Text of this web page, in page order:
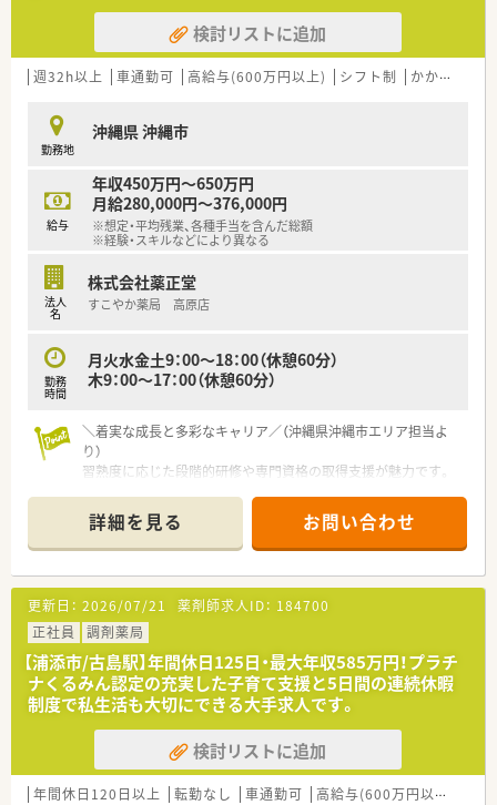
務を開始できる、意欲的な薬剤師の方を求めています。
■調剤薬局での経験が3年以上ある方を募集していますが、人物
重視の評価を行うため、50代以上の方も歓迎します。
■事務スタッフとのチームワークを大切にしながら、地域の患者
【法人特徴について】
で、地域に根差したヘルスケア事業を多角的に展開します。
■医療事務のほかにフロア・コンシェルジュを配置しており、薬
剤師が本来の対人業務に専念できる環境を実現しています。
■最新の自動ピッキング装置などのDX化に注力しており、業務
の効率化と安全性の向上を全社を挙げて推進しています。
【求人情報について】
■想定年収は450万円から550万円となっており、これまでの経
■昇給は年1回で2％程度の高い昇給率を誇っており、賞与は年2
回で合計4ヶ月分の支給実績がある安定した条件です。
■住宅街の一角にある「ナチュラルロハス」をコンセプトとした
検討リストに追加
週32h以上 車通勤可 高給与(600万円以上) シフト制 かかりつけ薬剤師
勤務地
沖縄県 沖縄市
給与
年収450万円～650万円
月給280,000円～376,000円
※想定・平均残業、各種手当を含んだ総額
※経験・スキルなどにより異なる
法人
名
株式会社薬正堂
すこやか薬局 高原店
勤務
時間
月火水金土9：00〜18：00（休憩60分）
木9：00〜17：00（休憩60分）
＼着実な成長と多彩なキャリア／（沖縄県沖縄市エリア担当よ
り）
習熟度に応じた段階的研修や専門資格の取得支援が魅力です。
られます。
【店舗情報と応需状況について】
■完全週休2日制でメリハリをつけて業務が可能です。
■消化器内科 循環器内科 小児科 精神科 内科 アレルギー科 皮膚
科 リハビリテーション科 内分泌内科を応需しており様々な処方
内容を学べます。
■薬剤師複数名体制の店舗です。
【法人特徴について】
■沖縄県内に43店舗を展開する沖縄最大手のチェーン薬局であ
り、安定した経営基盤と地域での高い知名度が魅力です。
■総合病院の門前や多様なクリニック門前薬局を運営している
ため、薬剤師として幅広い処方経験を積むことが可能です。
■医療事務に加えフロア・コンシェルジュを配置しており、薬剤
詳細を見る お問い合わせ
更新日： 2026/07/21 薬剤師求人ID： 184700
正社員
調剤薬局
【浦添市/古島駅】年間休日125日・最大年収585万円！プラチ
ナくるみん認定の充実した子育て支援と5日間の連続休暇
制度で私生活も大切にできる大手求人です。
検討リストに追加
年間休日120日以上 転勤なし 車通勤可 高給与(600万円以上)